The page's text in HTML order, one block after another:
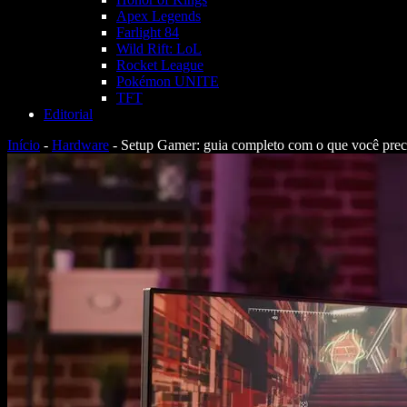
Apex Legends
Farlight 84
Wild Rift: LoL
Rocket League
Pokémon UNITE
TFT
Editorial
Início - Hardware - Setup Gamer: guia completo com o que você